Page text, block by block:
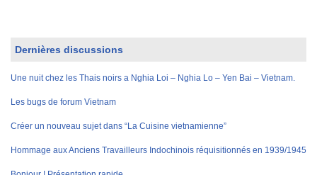
Dernières discussions
Une nuit chez les Thais noirs a Nghia Loi – Nghia Lo – Yen Bai – Vietnam.
Les bugs de forum Vietnam
Créer un nouveau sujet dans “La Cuisine vietnamienne”
Hommage aux Anciens Travailleurs Indochinois réquisitionnés en 1939/1945